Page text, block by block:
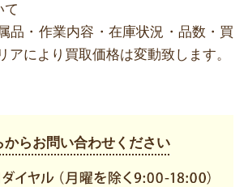
て
品・作業内容・在庫状況・品数・買
アにより買取価格は変動致します。
からお問い合わせください